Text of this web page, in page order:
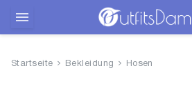
Startseite Bekleidung Hosen